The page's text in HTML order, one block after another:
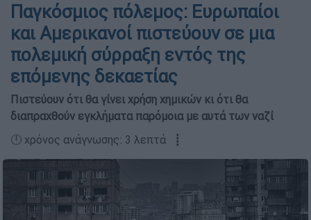
Παγκόσμιος πόλεμος: Ευρωπαίοι
και Αμερικανοί πιστεύουν σε μια
πολεμική σύρραξη εντός της
επόμενης δεκαετίας
Πιστεύουν ότι θα γίνει χρήση χημικών κι ότι θα
διαπραχθούν εγκλήματα παρόμοια με αυτά των ναζί
🕛 χρόνος ανάγνωσης: 3 λεπτά ┋